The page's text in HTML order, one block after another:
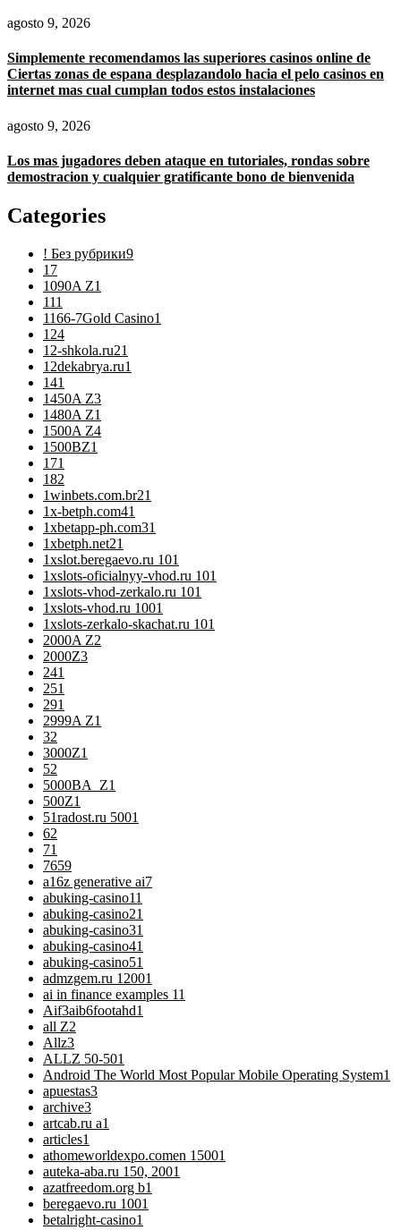
agosto 9, 2026
Simplemente recomendamos las superiores casinos online de
Ciertas zonas de espana desplazandolo hacia el pelo casinos en
internet mas cual cumplan todos estos instalaciones
agosto 9, 2026
Los mas jugadores deben ataque en tutoriales, rondas sobre
demostracion y cualquier gratificante bono de bienvenida
Categories
! Без рубрики9
1 7
1090A Z1
111
1166-7Gold Casino1
124
12-shkola.ru21
12dekabrya.ru1
141
1450A Z3
1480A Z1
1500A Z4
1500BZ1
171
182
1winbets.com.br21
1x-betph.com41
1xbetapp-ph.com31
1xbetph.net21
1xslot.beregaevo.ru 101
1xslots-oficialnyy-vhod.ru 101
1xslots-vhod-zerkalo.ru 101
1xslots-vhod.ru 1001
1xslots-zerkalo-skachat.ru 101
2000A Z2
2000Z3
241
251
291
2999A Z1
32
3000Z1
52
5000BA_Z1
500Z1
51radost.ru 5001
62
71
7659
a16z generative ai7
abuking-casino11
abuking-casino21
abuking-casino31
abuking-casino41
abuking-casino51
admzgem.ru 12001
ai in finance examples 11
Aif3aib6footahd1
all Z2
Allz3
ALLZ 50-501
Android The World Most Popular Mobile Operating System1
apuestas3
archive3
artcab.ru a1
articles1
athomeworldexpo.comen 15001
auteka-aba.ru 150, 2001
azatfreedom.org b1
beregaevo.ru 1001
betalright-casino1